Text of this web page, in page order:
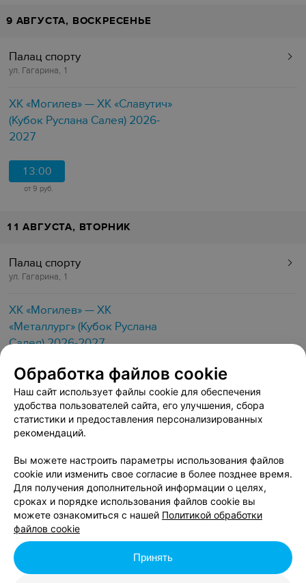
9 АВГУСТА, ВОСКРЕСЕНЬЕ
Палац спорту
ул. Гагарина, 1
ХК «Могилев» — ХК «Славутич»
(Кубок Руслана Салея) 2026-
2027
13:00
от 9 руб.
11 АВГУСТА, ВТОРНИК
Палац спорту
ул. Гагарина, 1
ХК «Могилев» — ХК
«Металлург» (Кубок Руслана
Салея) 2026-2027
18:30
от 9 руб.
16 АВГУСТА, ВОСКРЕСЕНЬЕ
Палац спорту
ул. Гагарина, 1
ХК «‎Могилев» — ХК «‎Химик»
(Кубок Руслана Салея) 2026-
2027
Обработка файлов cookie
Наш сайт использует файлы cookie для обеспечения
удобства пользователей сайта, его улучшения, сбора
статистики и предоставления персонализированных
рекомендаций.
Вы можете настроить параметры использования файлов
cookie или изменить свое согласие в более позднее время.
Для получения дополнительной информации о целях,
сроках и порядке использования файлов cookie вы
можете ознакомиться с нашей Политикой обработки
файлов cookie
Принять